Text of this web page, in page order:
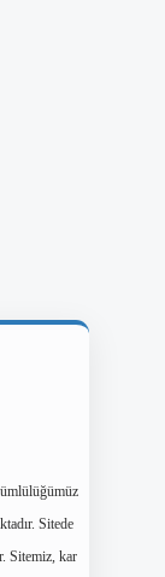
Sitede
Sitemiz, kar